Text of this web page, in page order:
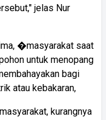
jelas Nur
�masyarakat saat
untuk menopang
bagi
atau kebakaran,
kurangnya